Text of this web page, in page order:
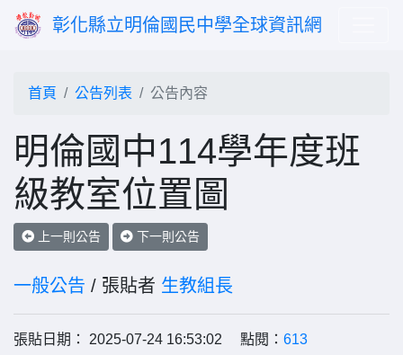
彰化縣立明倫國民中學全球資訊網
首頁 公告列表 公告內容
明倫國中114學年度班
級教室位置圖
上一則公告 下一則公告
一般公告 / 張貼者 生教組長
張貼日期： 2025-07-24 16:53:02 點閱： 613